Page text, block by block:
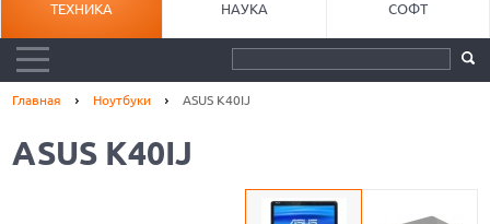
ТЕХНИКА НАУКА СОФТ
Главная Ноутбуки ASUS K40IJ
ASUS K40IJ